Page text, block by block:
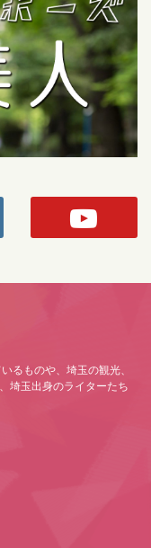
るものや、埼玉の観光、
埼玉出身のライターたち